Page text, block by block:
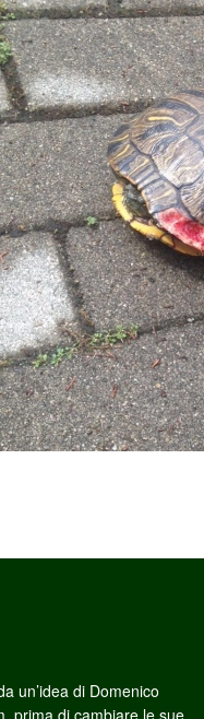
un’idea di Domenico
prima di cambiare le sue